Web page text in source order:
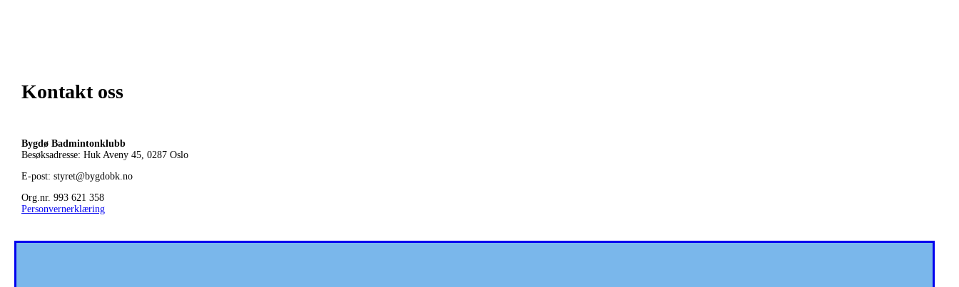
Kontakt oss
Bygdø Badmintonklubb
Besøksadresse: Huk Aveny 45, 0287 Oslo
E-post: styret@bygdobk.no
Org.nr. 993 621 358
Personvernerklæring